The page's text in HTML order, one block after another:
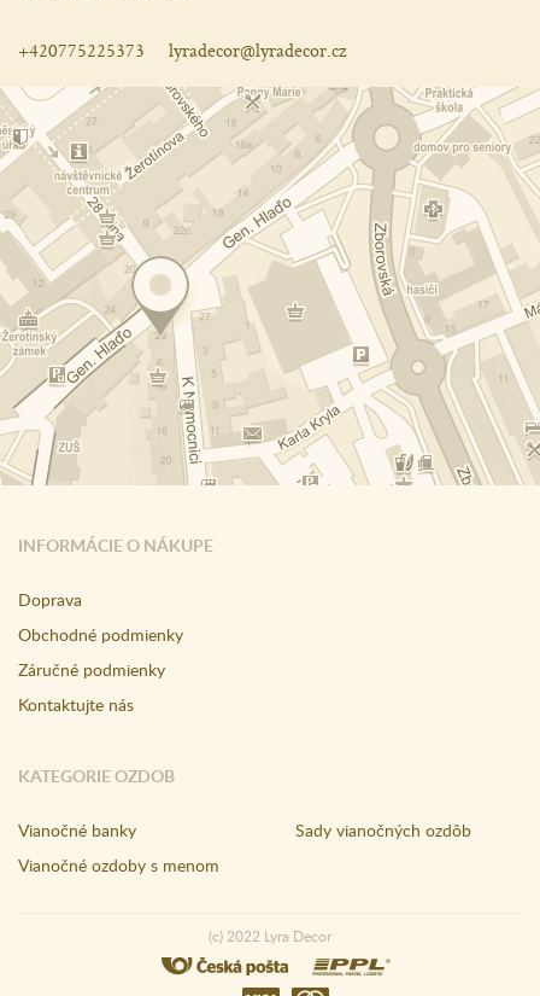
INFORMÁCIE O NÁKUPE
Doprava
Obchodné podmienky
Záručné podmienky
Kontaktujte nás
KATEGORIE OZDOB
Vianočné banky
Vianočné ozdoby s menom
Sady vianočných ozdôb
(c) 2022 Lyra Decor
+420775225373 lyradecor@lyradecor.cz